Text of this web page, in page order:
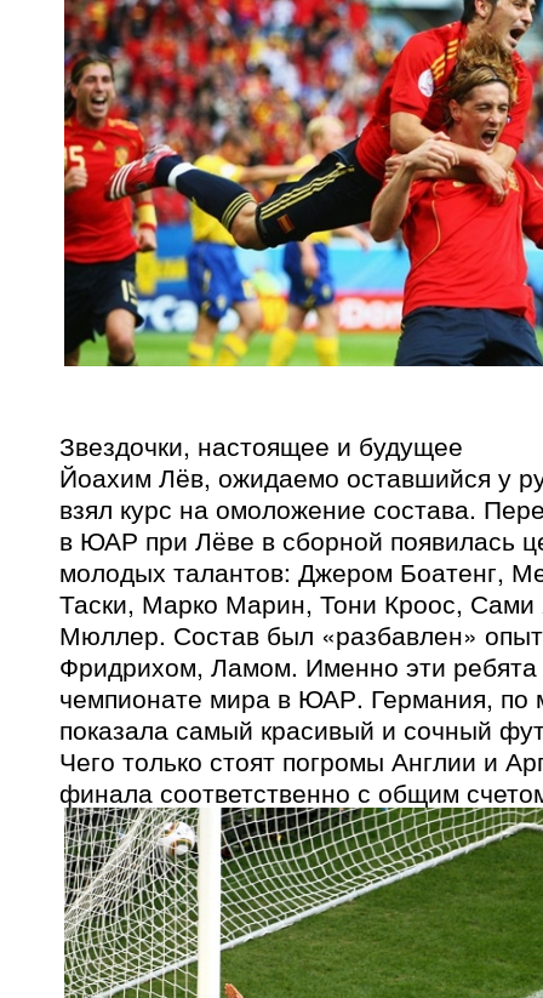
Звездочки, настоящее и будущее
Йоахим Лёв, ожидаемо оставшийся у
взял курс на омоложение состава.
в ЮАР при Лёве в сборной появилась
молодых талантов: Джером Боатенг,
Таски, Марко Марин, Тони Кроос,
Мюллер. Состав был «разбавлен»
Фридрихом, Ламом. Именно эти ребята
чемпионате мира в ЮАР. Германия, по
показала самый красивый и сочный
Чего только стоят погромы Англии и
финала соответственно с общим